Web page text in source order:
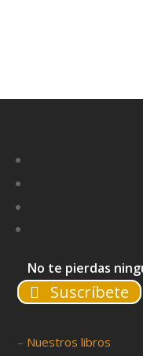
No te pierdas
Suscríbete
– Nuestros libros